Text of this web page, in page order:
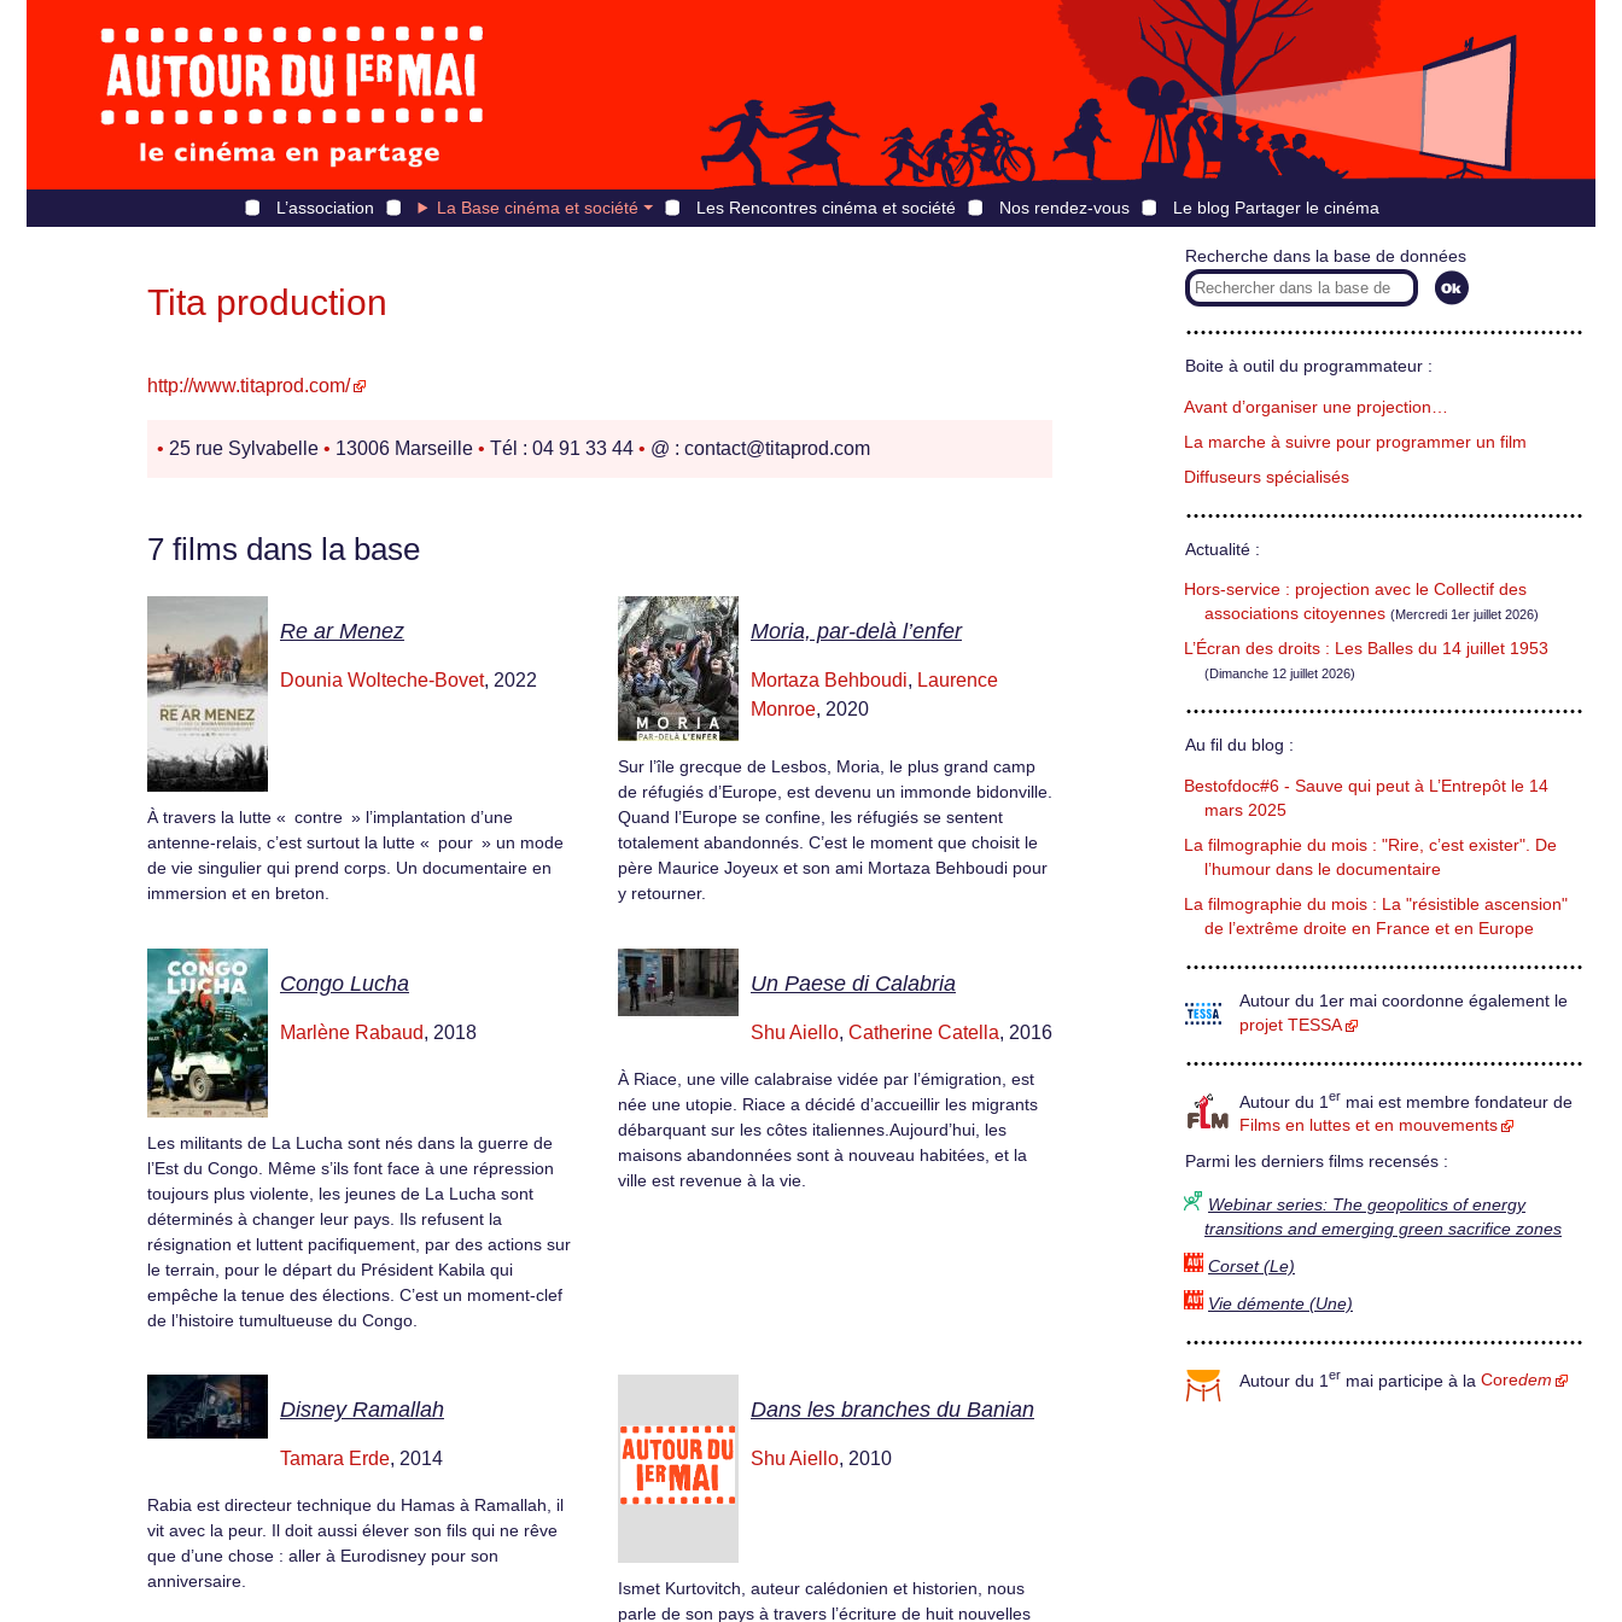
L’association La Base cinéma et société Les Rencontres cinéma et société Nos rendez-vous Le blog Partager le cinéma
Tita production
http://www.titaprod.com/
• 25 rue Sylvabelle • 13006 Marseille • Tél : 04 91 33 44 • @ : contact@titaprod.com
7 films dans la base
Re ar Menez
Dounia Wolteche-Bovet, 2022
À travers la lutte « contre » l’implantation d’une
antenne-relais, c’est surtout la lutte « pour » un mode
de vie singulier qui prend corps. Un documentaire en
immersion et en breton.
Moria, par-delà l’enfer
Mortaza Behboudi, Laurence
Monroe, 2020
Sur l’île grecque de Lesbos, Moria, le plus grand camp
de réfugiés d’Europe, est devenu un immonde bidonville.
Quand l’Europe se confine, les réfugiés se sentent
totalement abandonnés. C’est le moment que choisit le
père Maurice Joyeux et son ami Mortaza Behboudi pour
y retourner.
Congo Lucha
Marlène Rabaud, 2018
Les militants de La Lucha sont nés dans la guerre de
l’Est du Congo. Même s’ils font face à une répression
toujours plus violente, les jeunes de La Lucha sont
déterminés à changer leur pays. Ils refusent la
résignation et luttent pacifiquement, par des actions sur
le terrain, pour le départ du Président Kabila qui
empêche la tenue des élections. C’est un moment-clef
de l’histoire tumultueuse du Congo.
Un Paese di Calabria
Shu Aiello, Catherine Catella, 2016
À Riace, une ville calabraise vidée par l’émigration, est
née une utopie. Riace a décidé d’accueillir les migrants
débarquant sur les côtes italiennes.Aujourd’hui, les
maisons abandonnées sont à nouveau habitées, et la
ville est revenue à la vie.
Disney Ramallah
Tamara Erde, 2014
Rabia est directeur technique du Hamas à Ramallah, il
vit avec la peur. Il doit aussi élever son fils qui ne rêve
que d’une chose : aller à Eurodisney pour son
anniversaire.
Dans les branches du Banian
Shu Aiello, 2010
Ismet Kurtovitch, auteur calédonien et historien, nous
parle de son pays à travers l’écriture de huit nouvelles
Recherche dans la base de données
Boite à outil du programmateur :
Avant d’organiser une projection…
La marche à suivre pour programmer un film
Diffuseurs spécialisés
Actualité :
Hors-service : projection avec le Collectif des
associations citoyennes (Mercredi 1er juillet 2026)
L’Écran des droits : Les Balles du 14 juillet 1953
(Dimanche 12 juillet 2026)
Au fil du blog :
Bestofdoc#6 - Sauve qui peut à L’Entrepôt le 14
mars 2025
La filmographie du mois : "Rire, c’est exister". De
l’humour dans le documentaire
La filmographie du mois : La "résistible ascension"
de l’extrême droite en France et en Europe
Autour du 1er mai coordonne également le
projet TESSA
Autour du 1 er mai est membre fondateur de
Films en luttes et en mouvements
Parmi les derniers films recensés :
Webinar series: The geopolitics of energy
transitions and emerging green sacrifice zones
Corset (Le)
Vie démente (Une)
Autour du 1 er mai participe à la Coredem